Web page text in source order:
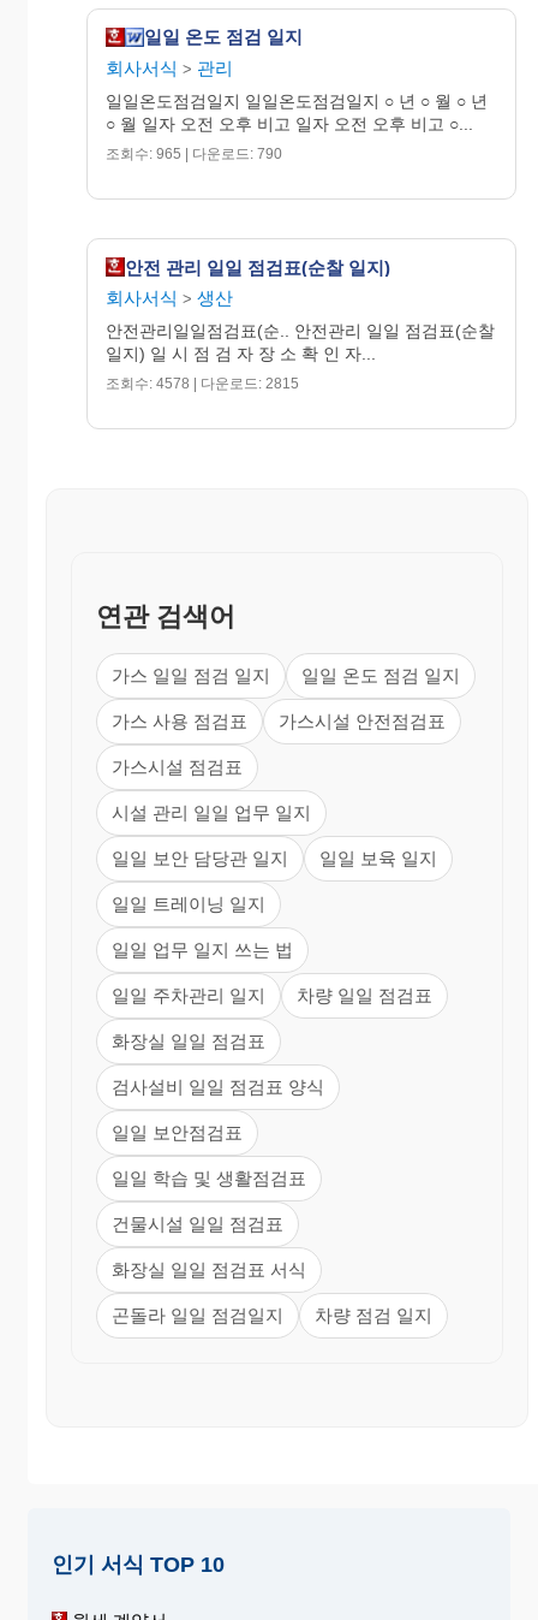
( 탐지기 및 육안 점검)
4) 일자 :
5) 시간 :
6) 작업자 :
일일 온도 점검 일지
회사서식 > 관리
일일온도점검일지 일일온도점검일지 ○ 년 ○ 월 ○ 년
○ 월 일자 오전 오후 비고 일자 오전 오후 비고 ○...
조회수: 965 | 다운로드: 790
안전 관리 일일 점검표(순찰 일지)
회사서식 > 생산
안전관리일일점검표(순.. 안전관리 일일 점검표(순찰
일지) 일 시 점 검 자 장 소 확 인 자...
조회수: 4578 | 다운로드: 2815
연관 검색어
가스 일일 점검 일지 일일 온도 점검 일지
가스 사용 점검표 가스시설 안전점검표
가스시설 점검표
시설 관리 일일 업무 일지
일일 보안 담당관 일지 일일 보육 일지
일일 트레이닝 일지
일일 업무 일지 쓰는 법
일일 주차관리 일지 차량 일일 점검표
화장실 일일 점검표
검사설비 일일 점검표 양식
일일 보안점검표
일일 학습 및 생활점검표
건물시설 일일 점검표
화장실 일일 점검표 서식
곤돌라 일일 점검일지 차량 점검 일지
인기 서식 TOP 10